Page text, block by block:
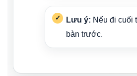
Lưu ý: Nếu đi cuối
bàn trước.